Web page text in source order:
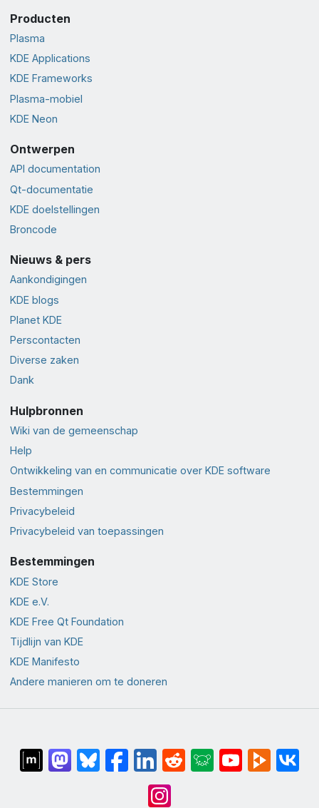
Producten
Plasma
KDE Applications
KDE Frameworks
Plasma-mobiel
KDE Neon
Ontwerpen
API documentation
Qt-documentatie
KDE doelstellingen
Broncode
Nieuws & pers
Aankondigingen
KDE blogs
Planet KDE
Perscontacten
Diverse zaken
Dank
Hulpbronnen
Wiki van de gemeenschap
Help
Ontwikkeling van en communicatie over KDE software
Bestemmingen
Privacybeleid
Privacybeleid van toepassingen
Bestemmingen
KDE Store
KDE e.V.
KDE Free Qt Foundation
Tijdlijn van KDE
KDE Manifesto
Andere manieren om te doneren